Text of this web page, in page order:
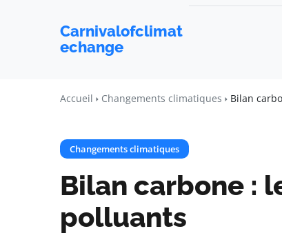
Carnivalofclimat
echange
Accueil Changements climatiques Bilan
Changements climatiques
Bilan carbone :
polluants